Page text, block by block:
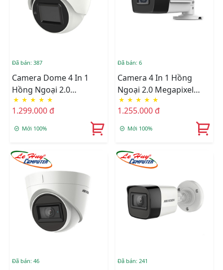
Đã bán: 387
Camera Dome 4 In 1
Hồng Ngoại 2.0
Megapixel HIKVISION
DS-2CE79D3T-IT3ZF
★ ★ ★ ★ ★
1.299.000 đ
Mới 100%
Đã bán: 6
Camera 4 In 1 Hồng
Ngoại 2.0 Megapixel
HIKVISION DS-
2CE19D3T-IT3ZF
★ ★ ★ ★ ★
1.255.000 đ
Mới 100%
Đã bán: 46 Đã bán: 241